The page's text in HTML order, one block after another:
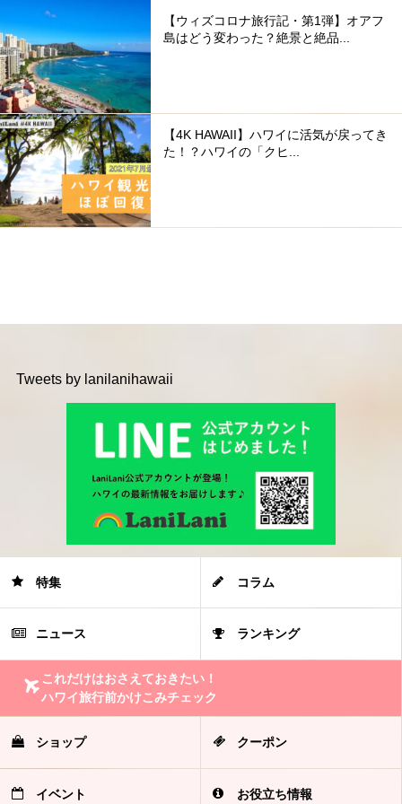
【ウィズコロナ旅行記・第1弾】オアフ
島はどう変わった？絶景と絶品...
【4K HAWAII】ハワイに活気が戻ってき
た！？ハワイの「クヒ...
Tweets by lanilanihawaii
特集 コラム
ニュース ランキング
これだけはおさえておきたい！
ハワイ旅行前かけこみチェック
ショップ クーポン
イベント お役立ち情報